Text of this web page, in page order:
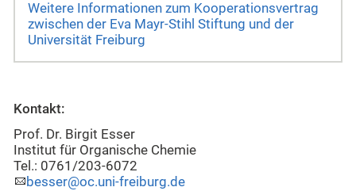
Weitere Informationen zum Kooperationsvertrag
zwischen der Eva Mayr-Stihl Stiftung und der
Universität Freiburg
Kontakt:
Prof. Dr. Birgit Esser
Institut für Organische Chemie
Tel.: 0761/203-6072
besser@oc.uni-freiburg.de